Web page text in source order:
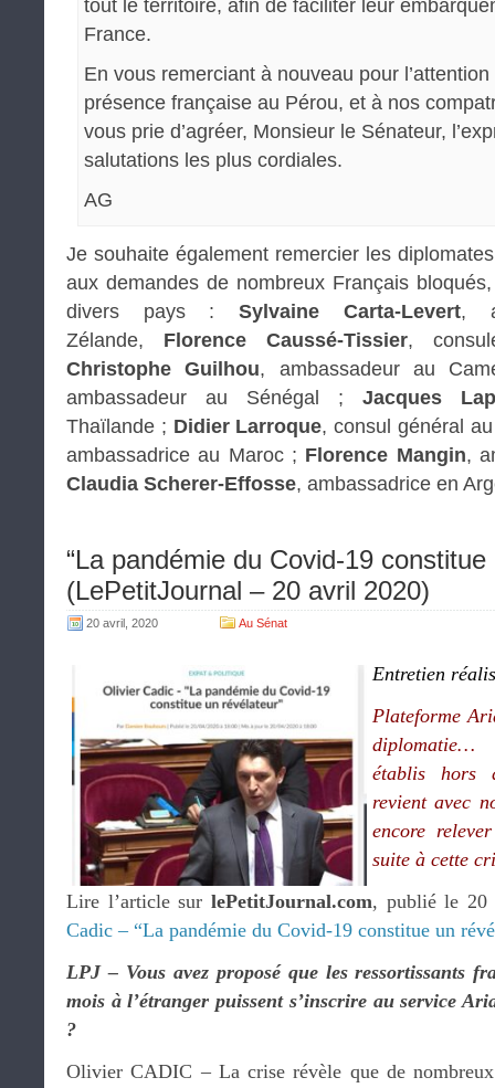
tout le territoire, afin de faciliter leur
France.
En vous remerciant à nouveau pour
présence française au Pérou, et à nos
vous prie d’agréer, Monsieur le Sénateur,
salutations les plus cordiales.
AG
Je souhaite également remercier les
aux demandes de nombreux Français
divers pays :Sylvaine Carta-Levert,
Zélande, Florence Caussé-Tissier,
Christophe Guilhou, ambassadeur au
ambassadeur au Sénégal ; Jacques
Thaïlande ; Didier Larroque, consul général
ambassadrice au Maroc ; Florence Mangin,
Claudia Scherer-Effosse, ambassadrice en
“La pandémie du Covid-19 constitue
(LePetitJournal – 20 avril 2020)
20 avril, 2020 Au Sénat
Entretien
Plateforme
diplomatie…
établis hors
revient avec
encore
suite à cette
Lire l’article sur lePetitJournal.com, publié le
Cadic – “La pandémie du Covid-19 constitue un
LPJ – Vous avez proposé que les ressortissants
mois à l’étranger puissent s’inscrire au service
?
Olivier CADIC – La crise révèle que de